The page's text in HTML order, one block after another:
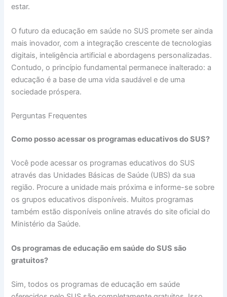
estar.
O futuro da educação em saúde no SUS promete ser ainda
mais inovador, com a integração crescente de tecnologias
digitais, inteligência artificial e abordagens personalizadas.
Contudo, o princípio fundamental permanece inalterado: a
educação é a base de uma vida saudável e de uma
sociedade próspera.
Perguntas Frequentes
Como posso acessar os programas educativos do SUS?
Você pode acessar os programas educativos do SUS
através das Unidades Básicas de Saúde (UBS) da sua
região. Procure a unidade mais próxima e informe-se sobre
os grupos educativos disponíveis. Muitos programas
também estão disponíveis online através do site oficial do
Ministério da Saúde.
Os programas de educação em saúde do SUS são
gratuitos?
Sim, todos os programas de educação em saúde